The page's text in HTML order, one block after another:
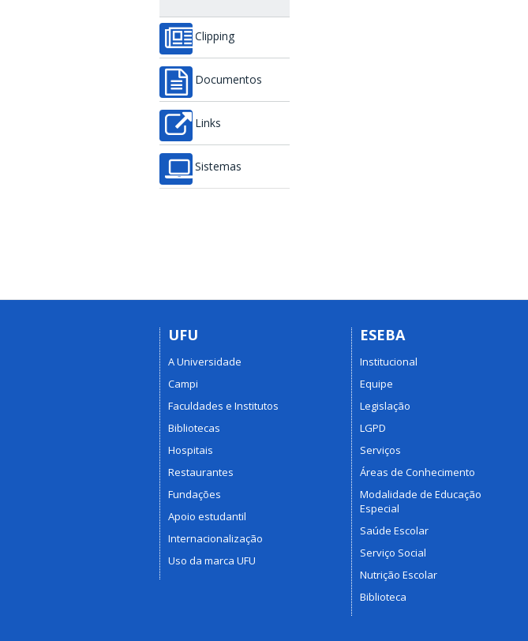
Clipping
Documentos
Links
Sistemas
UFU
A Universidade
Campi
Faculdades e Institutos
Bibliotecas
Hospitais
Restaurantes
Fundações
Apoio estudantil
Internacionalização
Uso da marca UFU
ESEBA
Institucional
Equipe
Legislação
LGPD
Serviços
Áreas de Conhecimento
Modalidade de Educação
Especial
Saúde Escolar
Serviço Social
Nutrição Escolar
Biblioteca